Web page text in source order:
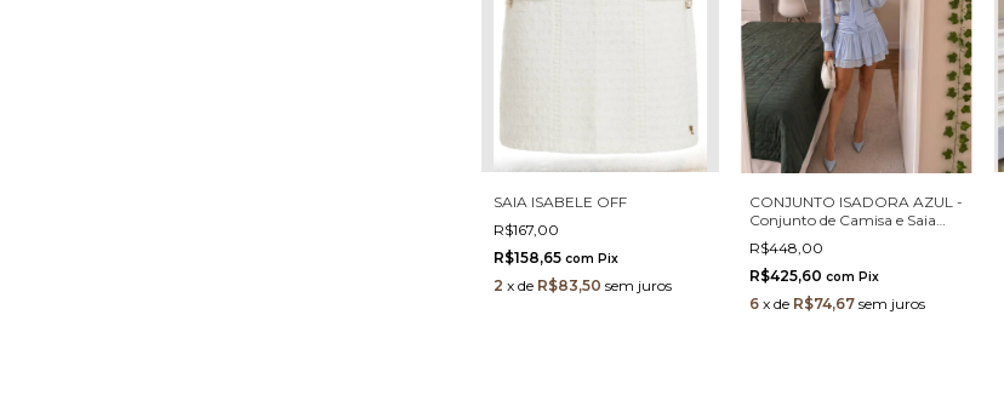
SAIA ISABELE OFF
R$167,00
R$158,65 com Pix
2 x de R$83,50 sem juros
CONJUNTO ISADORA AZUL -
Conjunto de Camisa e Saia
com Acabamento Acetinado
Azul Claro
R$448,00
R$425,60com Pix
6 xde R$74,67 sem juros